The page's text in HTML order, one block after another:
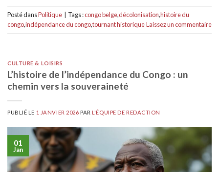
Posté dansPolitique Tags :congo belge,décolonisation,histoire du
congo,indépendance du congo,tournant historiqueLaissez un commentaire
CULTURE & LOISIRS
L’histoire de l’indépendance du Congo : un
chemin vers la souveraineté
PUBLIÉ LE 1 JANVIER 2026 PARL'ÉQUIPE DE REDACTION
01
Jan